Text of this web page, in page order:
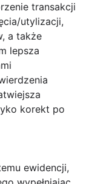
transakcji
utylizacji,
a także
lepsza
korekt po
ewidencji,